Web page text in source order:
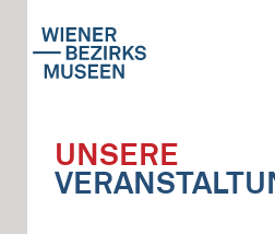
UNSERE